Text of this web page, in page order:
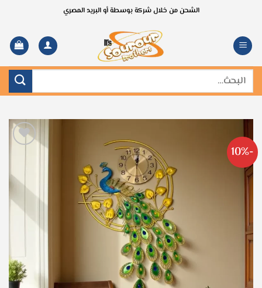
الشحن من خلال شركة بوسطة أو البريد المصري
البحث
عن:
-10%